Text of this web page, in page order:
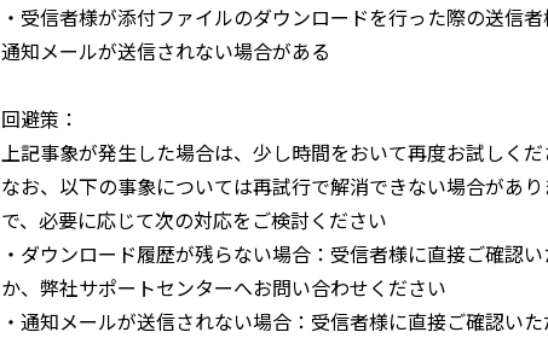
・受信者様が添付ファイルのダウンロードを行った際の送信
通知メールが送信されない場合がある
回避策：
上記事象が発生した場合は、少し時間をおいて再度お試しくだ
なお、以下の事象については再試行で解消できない場合があ
で、必要に応じて次の対応をご検討ください
・ダウンロード履歴が残らない場合：受信者様に直接ご確認い
か、弊社サポートセンターへお問い合わせください
・通知メールが送信されない場合：受信者様に直接ご確認いた